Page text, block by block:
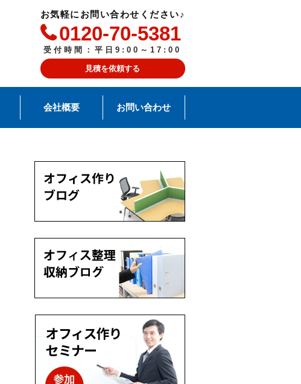
お気軽にお問い合わせください♪
0120-70-5381
受付時間：平日9:00～17:00
見積を依頼する
会社概要 お問い合わせ